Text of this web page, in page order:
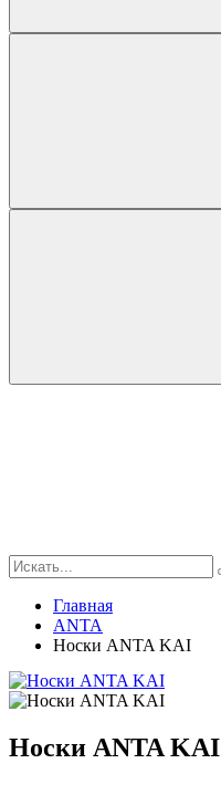
Главная
ANTA
Носки ANTA KAI
Носки ANTA KAI